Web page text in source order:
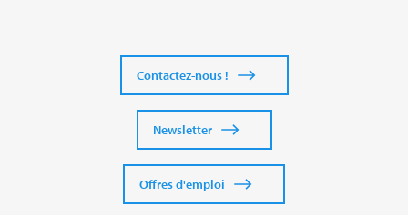
Contactez-nous !
Newsletter
Offres d'emploi